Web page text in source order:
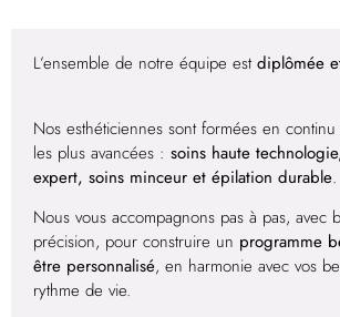
L’ensemble de notre équipe estdiplômée
Nos esthéticiennes sont formées en
les plus avancées : soins haute
expert, soins minceur et épilation durable.
Nous vous accompagnons pas à pas, avec
précision, pour construire un programme
être personnalisé, en harmonie avec vos
rythme de vie.